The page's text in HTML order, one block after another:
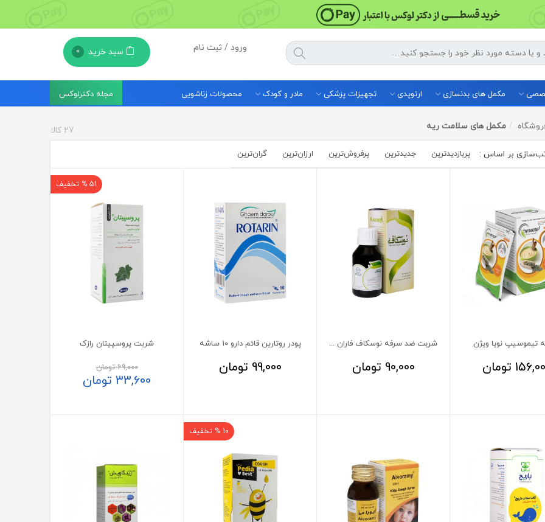
ورود / ثبت نام سبد خرید 0
مکمل های بدنسازی ارتوپدی تجهیزات پزشکی مادر و کودک محصولات زناشویی مجله دکترلوکس
مکمل های سلامت ریه 27 کالا
پربازدیدترین جدیدترین پرفروش‌ترین‌ ارزان‌ترین گران‌ترین
تیموسیپ نویا ویژن
تومان
شربت ضد سرفه نوسکاف فاران شیمی 100 میلی لیتر
90,000 تومان
پودر روتارین قائم دارو 10 ساشه
99,000 تومان
51 % تخفیف
شربت پروسپیتان رازک
69,000تومان
33,600تومان
10 % تخفیف